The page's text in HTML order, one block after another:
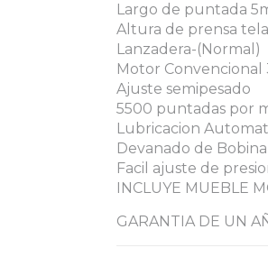
Largo de puntada
Altura de prensa
Lanzadera-(Normal)
Motor Convencional
Ajuste semipesado
5500 puntadas por
Lubricacion
Devanado de
Facil ajuste de
INCLUYE MUEBLE
GARANTIA DE UN